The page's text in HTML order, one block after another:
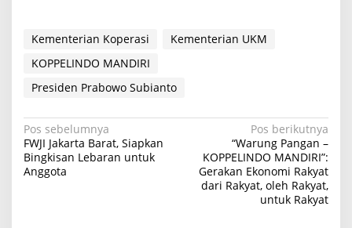
Kementerian Koperasi
Kementerian UKM
KOPPELINDO MANDIRI
Presiden Prabowo Subianto
N
a
v
Pos sebelumnya
FWJI Jakarta Barat, Siapkan
Bingkisan Lebaran untuk
Anggota
Pos berikutnya
“Warung Pangan –
KOPPELINDO MANDIRI”:
Gerakan Ekonomi Rakyat
dari Rakyat, oleh Rakyat,
untuk Rakyat